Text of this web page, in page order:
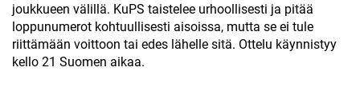
joukkueen välillä. KuPS taistelee urhoollisesti ja pitää
loppunumerot kohtuullisesti aisoissa, mutta se ei tule
riittämään voittoon tai edes lähelle sitä. Ottelu käynnistyy
kello 21 Suomen aikaa.